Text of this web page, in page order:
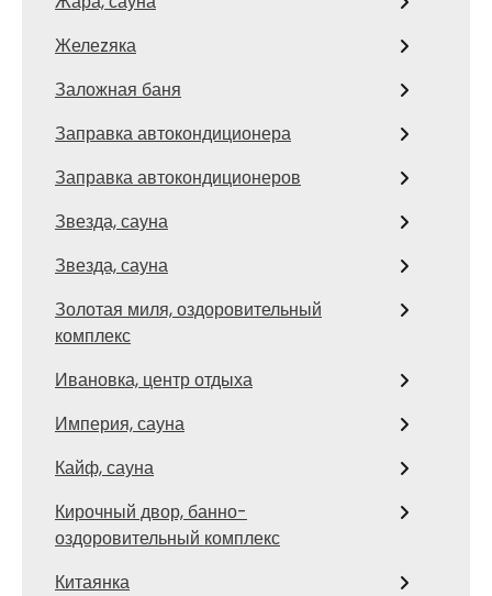
Желеzяка
Заложная баня
Заправка автокондиционера
Заправка автокондиционеров
Звезда, сауна
Звезда, сауна
Золотая миля, оздоровительный
комплекс
Ивановка, центр отдыха
Империя, сауна
Кайф, сауна
Кирочный двор, банно-
оздоровительный комплекс
Китаянка